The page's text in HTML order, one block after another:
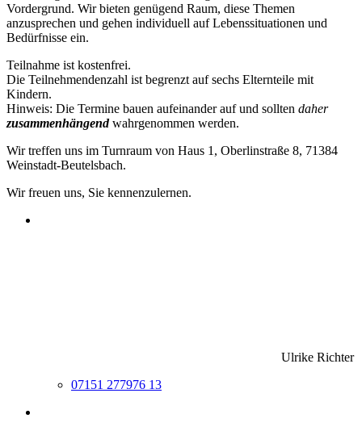
Vordergrund. Wir bieten genügend Raum, diese Themen
anzusprechen und gehen individuell auf Lebenssituationen und
Bedürfnisse ein.
Teilnahme ist kostenfrei.
Die Teilnehmendenzahl ist begrenzt auf sechs Elternteile mit
Kindern.
Hinweis: Die Termine bauen aufeinander auf und sollten daher
zusammenhängendwahrgenommen werden.
Wir treffen uns im Turnraum von Haus 1, Oberlinstraße 8, 71384
Weinstadt-Beutelsbach.
Wir freuen uns, Sie kennenzulernen.
Ulrike Richter
07151 277976 13